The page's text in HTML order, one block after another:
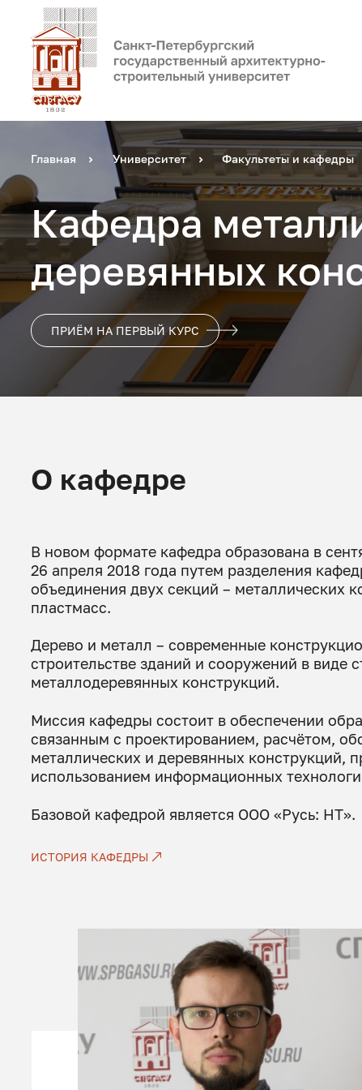
Главная Университет Факультеты и кафедры
Кафедра
деревянных
ПРИЁМ НА ПЕРВЫЙ КУРС
О кафедре
В новом формате кафедра образована в
26 апреля 2018 года путем разделения
объединения двух секций – металлических
пластмасс.
Дерево и металл – современные
строительстве зданий и сооружений в виде
металлодеревянных конструкций.
Миссия кафедры состоит в обеспечении
связанным с проектированием, расчётом,
металлических и деревянных конструкций,
использованием информационных
Базовой кафедрой является ООО «Русь: НТ».
ИСТОРИЯ КАФЕДРЫ